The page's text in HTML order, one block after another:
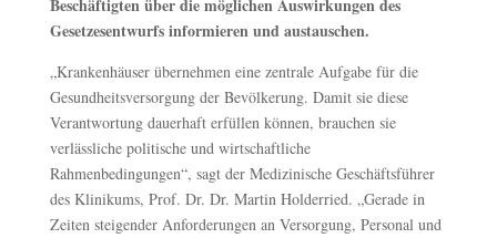
Beschäftigten über die möglichen Auswirkungen des
Gesetzesentwurfs informieren und austauschen.
„Krankenhäuser übernehmen eine zentrale Aufgabe für die
Gesundheitsversorgung der Bevölkerung. Damit sie diese
Verantwortung dauerhaft erfüllen können, brauchen sie
verlässliche politische und wirtschaftliche
Rahmenbedingungen“, sagt der Medizinische Geschäftsführer
des Klinikums, Prof. Dr. Dr. Martin Holderried. „Gerade in
Zeiten steigender Anforderungen an Versorgung, Personal und